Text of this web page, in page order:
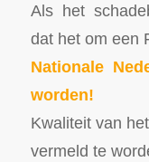
Als het
dat het om een
Nationale
worden!
Kwaliteit van
vermeld te